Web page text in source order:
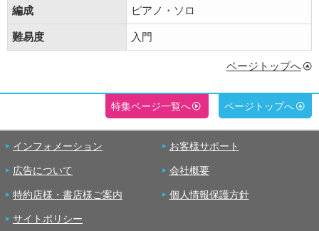
編成 ピアノ・ソロ
難易度 入門
ページトップへ
特集ページ一覧へ ページトップへ
インフォメーション お客様サポート
広告について 会社概要
特約店様・書店様ご案内 個人情報保護方針
サイトポリシー